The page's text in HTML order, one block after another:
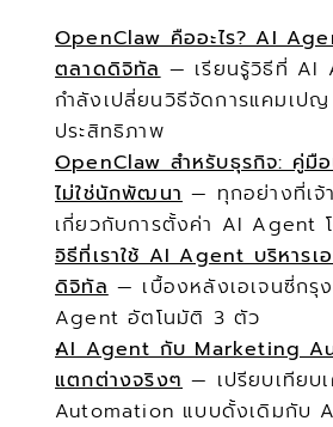
OpenClaw คืออะไร? AI
ตลาดดิจิทัล — เรียนรู้วิธีที่ AI
กำลังเปลี่ยนวิธีจัดการแคมเป
ประสิทธิภาพ
OpenClaw สำหรับธุรกิจ: คู่มื
ไม่ใช่นักพัฒนา — ทุกอย่างที่เจ้
เกี่ยวกับการตั้งค่า AI Agent
วิธีที่เราใช้ AI Agent บริหารเ
ดิจิทัล — เบื้องหลังเอเจนซี่กรุ
Agent อัตโนมัติ 3 ตัว
AI Agent กับ Marketing
แตกต่างจริงๆ — เปรียบเทียบ
Automation แบบดั้งเดิมกับ